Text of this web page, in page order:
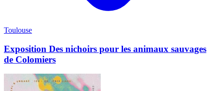
Toulouse
Exposition Des nichoirs pour les animaux sauvages
de Colomiers